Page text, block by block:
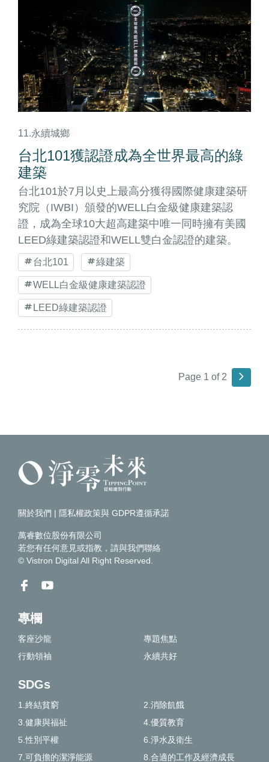
11.永續城鄉
台北101獲認證成為全世界最高的綠
建築
台北101於7月以史上最高分獲得國際健康建築研
究院（IWBI）頒發的WELL白金級健康建築認
證，成為全球10大超高建築中唯一同時擁有美國
LEED綠建築認證和WELL雙白金認證的建築。
台北101 綠建築
WELL白金級健康建築認證
LEED綠建築認證
Page 1 of 2
關於我們 | 隱私權政策與 GDPR遵循承諾
萬睿數位股份有限公司
若您有任何意見或指教，請與我們聯絡
© Vistron Digital All Right Reserved.
專欄
客座沙龍
專題焦點
行動領袖
永續共好
SDGs
1.終結貧窮
2.消除飢餓
3.健康與福祉
4.優質教育
5.性別平權
6.淨水及衛生
7.可負擔的潔淨能源
8.合適的工作及經濟成長